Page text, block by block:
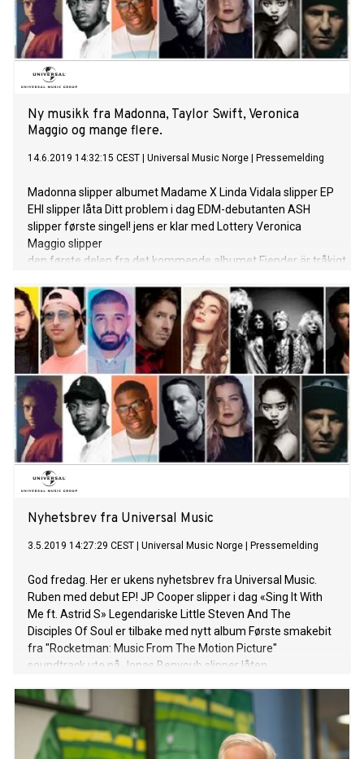
Ny musikk fra Madonna, Taylor Swift, Veronica
Maggio og mange flere.
14.6.2019 14:32:15 CEST Universal Music Norge Pressemelding
Madonna slipper albumet Madame X Linda Vidala slipper EP
EHI slipper låta Ditt problem i dag EDM-debutanten ASH
slipper første singel! jens er klar med Lottery Veronica
Maggio slipper
den første delen fra det kommende albumet Fiender är tråkigt
på en tidligere uutgitt originalinnspilling av J Dilla -
produsenten som gjennom sitt arbeid for The Pharcyde, A
Tribe Called Quest, De La Soul, Busta Rhymes, The Roots,
Erykah Badu, og dagsaktuelle Common, nådde ikonisk
status I hiphopmiljøet lenge før sin altfor tidlige bortgang I
2006. På “HER Love” lar Common Dillas klassiske håndverk
skinne, samtidig som han befester sin posisjon I
kontemporær hiphop. Common kommer til Oslo og Sentrum
Scene 7. sept. Taylor Swift overrasket fansen med å slippe
låta “You Need To Calm Down” I dag tidlig. Hun annonserte
også at hun slipper sitt neste album “Lover” 23. August.
Keb’Mo slipper i dag «Oklahoma». GRAMMY-vinner Keb’ Mo’
Nyhetsbrev fra Universal Music
3.5.2019 14:27:29 CEST Universal Music Norge Pressemelding
God fredag. Her er ukens nyhetsbrev fra Universal Music.
Ruben med debut EP! JP Cooper slipper i dag «Sing It With
Me ft. Astrid S» Legendariske Little Steven And The
Disciples Of Soul er tilbake med nytt album Første smakebit
fra "Rocketman: Music From The Motion Picture"
soundtrack ute nå Jonas Benyoub slipper låten
Bekuh Boom i dag Ny låt fra Snow Boyz - «1%» slippes i dag
Ezzari med ny singel "Wifey"! Popstjernen Shawn Mendes
slipper i dag sin nye låt “If I Can’t Have You”. Mendes fullførte
nylig en Europa-turne, med utsolgt konsert i Oslo Spektrum.